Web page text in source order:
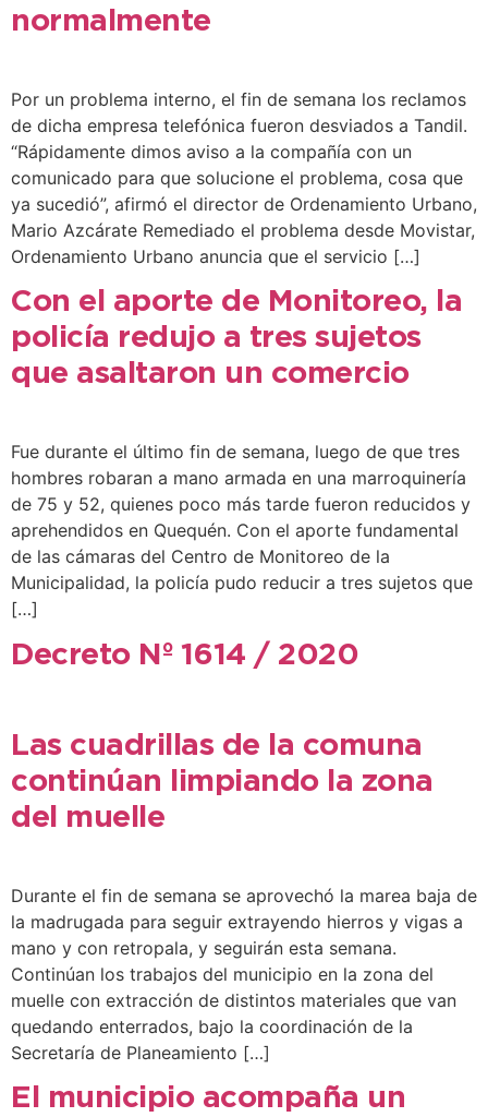
normalmente
Por un problema interno, el fin de semana los reclamos
de dicha empresa telefónica fueron desviados a Tandil.
“Rápidamente dimos aviso a la compañía con un
comunicado para que solucione el problema, cosa que
ya sucedió”, afirmó el director de Ordenamiento Urbano,
Mario Azcárate Remediado el problema desde Movistar,
Ordenamiento Urbano anuncia que el servicio […]
Con el aporte de Monitoreo, la
policía redujo a tres sujetos
que asaltaron un comercio
Fue durante el último fin de semana, luego de que tres
hombres robaran a mano armada en una marroquinería
de 75 y 52, quienes poco más tarde fueron reducidos y
aprehendidos en Quequén. Con el aporte fundamental
de las cámaras del Centro de Monitoreo de la
Municipalidad, la policía pudo reducir a tres sujetos que
[…]
Decreto Nº 1614 / 2020
Las cuadrillas de la comuna
continúan limpiando la zona
del muelle
Durante el fin de semana se aprovechó la marea baja de
la madrugada para seguir extrayendo hierros y vigas a
mano y con retropala, y seguirán esta semana.
Continúan los trabajos del municipio en la zona del
muelle con extracción de distintos materiales que van
quedando enterrados, bajo la coordinación de la
Secretaría de Planeamiento […]
El municipio acompaña un